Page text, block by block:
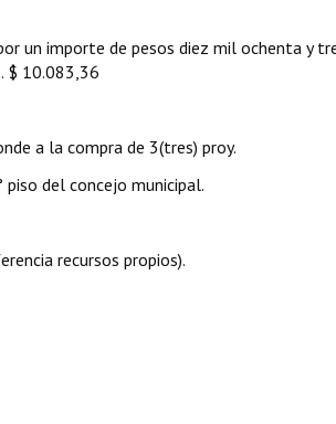
un importe de pesos diez mil ochenta y
$ 10.083,36
a la compra de 3(tres) proy.
del concejo municipal.
recursos propios).